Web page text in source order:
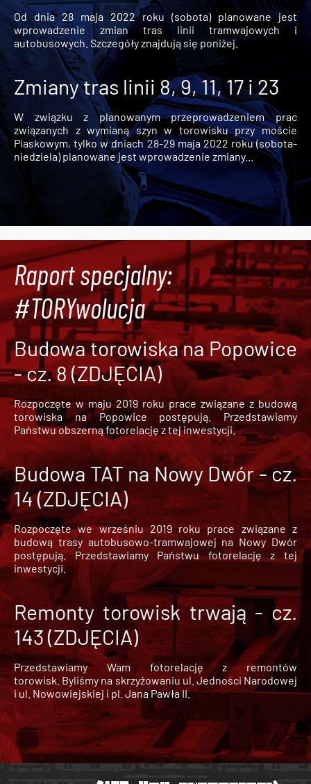
Od dnia 28 maja 2022 roku (sobota) planowane jest
wprowadzenie zmian tras linii tramwajowych i
autobusowych. Szczegóły znajdują się poniżej.
Zmiany tras linii 8, 9, 11, 17 i 23
W związku z planowanym przeprowadzeniem prac
związanych z wymianą szyn w torowisku przy moście
Piaskowym, tylko w dniach 28-29 maja 2022 roku (sobota-
niedziela) planowane jest wprowadzenie zmiany...
Raport specjalny:
#TORYwolucja
Budowa torowiska na Popowice
- cz. 8 (ZDJĘCIA)
Rozpoczęte w maju 2019 roku prace związane z budową
torowiska na Popowice
postępują. Przedstawiamy
Państwu obszerną fotorelację z tej inwestycji.
Budowa TAT na Nowy Dwór - cz.
14 (ZDJĘCIA)
Rozpoczęte we wrześniu 2019 roku prace związane z
budową trasy autobusowo-tramwajowej na Nowy Dwór
postępują. Przedstawiamy Państwu fotorelację z tej
inwestycji.
Remonty torowisk trwają - cz.
143 (ZDJĘCIA)
Przedstawiamy Wam fotorelację z remontów
torowisk. Byliśmy na skrzyżowaniu ul. Jedności Narodowej
i ul. Nowowiejskiej i pl. Jana Pawła II.